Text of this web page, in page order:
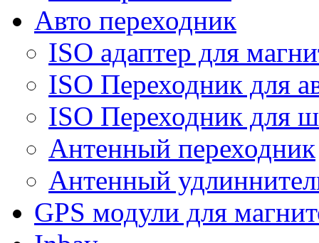
Авто переходник
ISO адаптер для
ISO Переходник для
ISO Переходник для
Антенный переходник
Антенный
GPS модули для